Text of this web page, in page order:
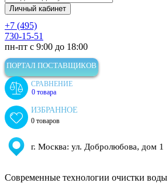
Личный кабинет
+7 (495)
730-15-51
пн-пт с 9:00 до 18:00
ПОРТАЛ ПОСТАВЩИКОВ
СРАВНЕНИЕ
0 товара
ИЗБРАННОЕ
0 товаров
г. Москва: ул. Добролюбова, дом 1
Современные технологии очистки воды